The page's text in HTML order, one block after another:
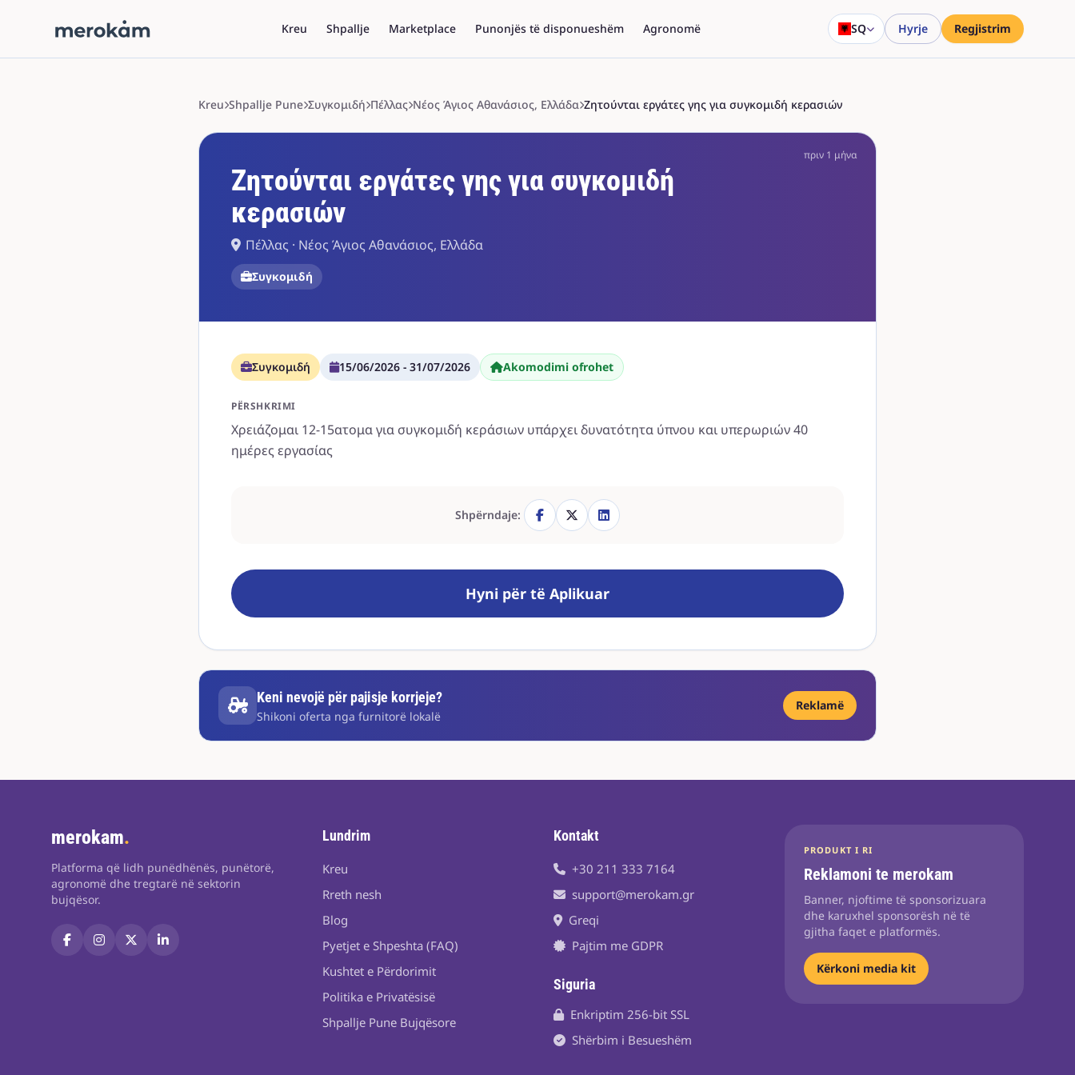
Kreu Shpallje Marketplace Punonjës të disponueshëm Agronomë SQ Hyrje Regjistrim
Kreu Shpallje Pune Συγκομιδή Πέλλας Νέος Άγιος Αθανάσιος, Ελλάδα Ζητούνται εργάτες γης για συγκομιδή κερασιών
πριν 1 μήνα
Ζητούνται εργάτες γης για συγκομιδή
κερασιών
Πέλλας · Νέος Άγιος Αθανάσιος, Ελλάδα
Συγκομιδή
Συγκομιδή 15/06/2026 - 31/07/2026 Akomodimi ofrohet
PËRSHKRIMI
Χρειάζομαι 12-15ατομα για συγκομιδή κεράσιων υπάρχει δυνατότητα ύπνου και υπερωριών 40
ημέρες εργασίας
Shpërndaje:
Hyni për të Aplikuar
Keni nevojë për pajisje korrjeje?
Shikoni oferta nga furnitorë lokalë
Reklamë
merokam.
Platforma që lidh punëdhënës, punëtorë,
agronomë dhe tregtarë në sektorin
bujqësor.
Lundrim
Kreu
Rreth nesh
Blog
Pyetjet e Shpeshta (FAQ)
Kushtet e Përdorimit
Politika e Privatësisë
Shpallje Pune Bujqësore
Kontakt
+30 211 333 7164
support@merokam.gr
Greqi
Pajtim me GDPR
Siguria
Enkriptim 256-bit SSL
Shërbim i Besueshëm
PRODUKT I RI
Reklamoni te merokam
Banner, njoftime të sponsorizuara
dhe karuxhel sponsorësh në të
gjitha faqet e platformës.
Kërkoni media kit